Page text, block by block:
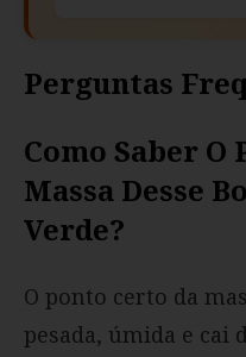
Perguntas
Como Saber O
Massa Desse
Verde?
O ponto certo da
pesada, úmida e cai